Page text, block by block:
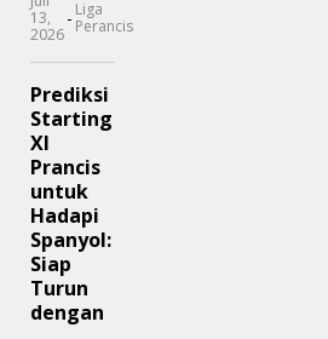
13,
2026
- Liga
Perancis
Prediksi
Starting
XI
Prancis
untuk
Hadapi
Spanyol:
Siap
Turun
dengan